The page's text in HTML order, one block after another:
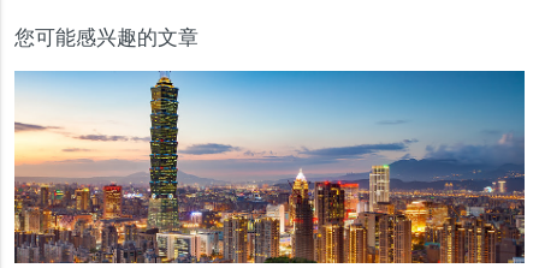
您可能感兴趣的文章